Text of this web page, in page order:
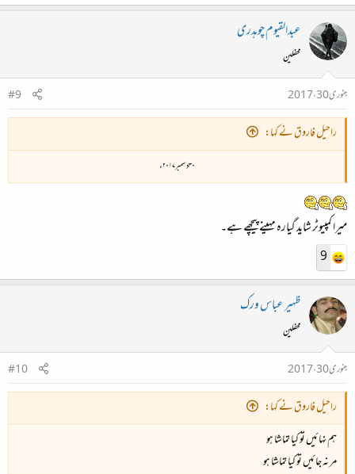
عبدالقیوم چوہدری
محفلین
جنوری 30، 2017
#9
راحیل فاروق نے کہا:
۳۰ دسمبر ۲۰۱۷ء
میرا کمپیوٹر شاید گیارہ مہینے پیچھے ہے۔
9
ظہیر عباس ورک
محفلین
جنوری 30، 2017
#10
راحیل فاروق نے کہا:
ہم نہائیں تو کیا تماشا ہو
مر نہ جائیں تو کیا تماشا ہو